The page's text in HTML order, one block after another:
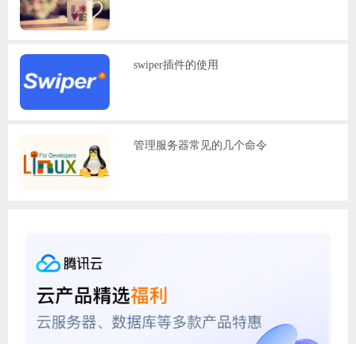
swiper插件的使用
管理服务器常见的几个命令